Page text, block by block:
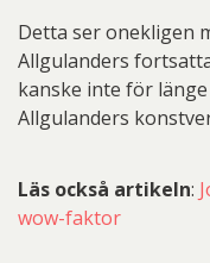
Detta ser onekligen
Allgulanders
kanske inte för
Allgulanders
Läs också artikeln:
wow-faktor